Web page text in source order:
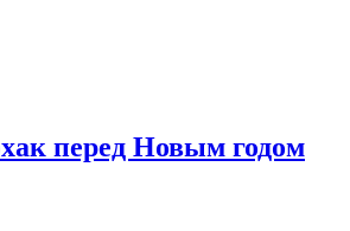
перед Новым годом